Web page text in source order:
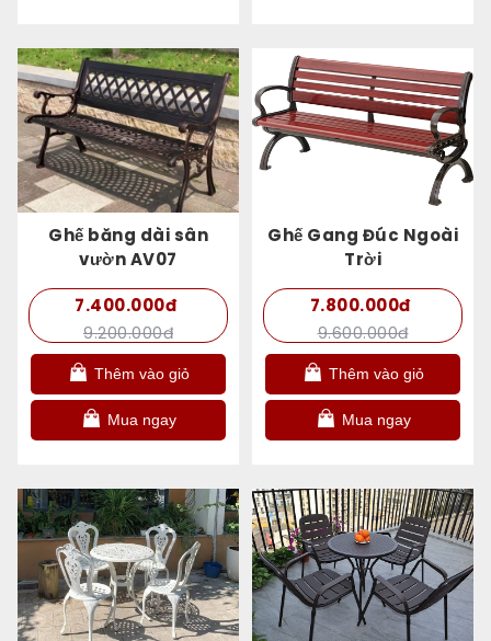
Ghế băng dài sân
vườn AV07
7.400.000đ
9.200.000đ
Thêm vào giỏ
Mua ngay
Ghế Gang Đúc Ngoài
Trời
7.800.000đ
9.600.000đ
Thêm vào giỏ
Mua ngay